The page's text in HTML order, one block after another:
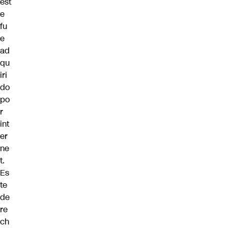
e
fu
e
ad
qu
iri
do
po
r
int
er
ne
t.
Es
te
de
re
ch